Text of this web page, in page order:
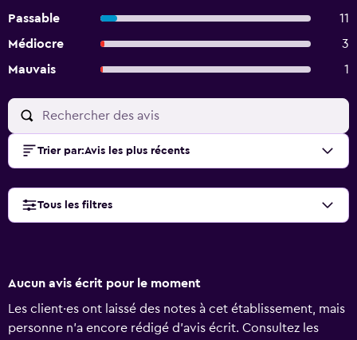
Passable
11
Médiocre
3
Mauvais
1
Trier par:Avis les plus récents
Tous les filtres
Aucun avis écrit pour le moment
Les client·es ont laissé des notes à cet établissement, mais
personne n’a encore rédigé d’avis écrit. Consultez les